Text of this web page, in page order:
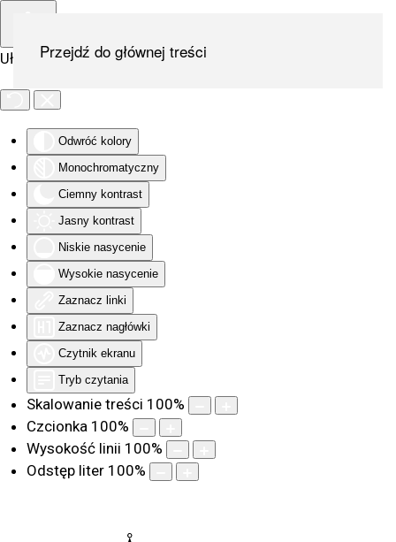
Ułatwienia dostępu
Odwróć kolory
Monochromatyczny
Ciemny kontrast
Jasny kontrast
Niskie nasycenie
Wysokie nasycenie
Zaznacz linki
Zaznacz nagłówki
Czytnik ekranu
Tryb czytania
Skalowanie treści 100%
Czcionka 100%
Wysokość linii 100%
Odstęp liter 100%
Przejdź do głównej treści